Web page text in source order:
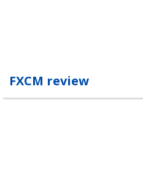
FXCM review